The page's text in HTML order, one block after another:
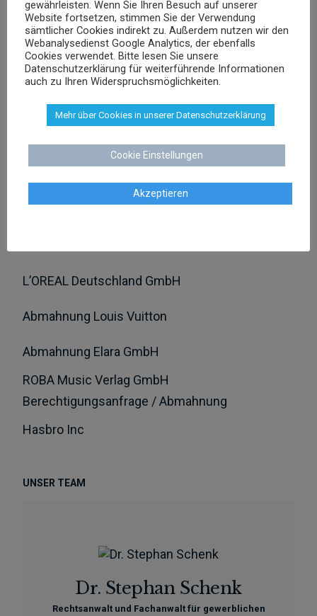
RECHTSGEBIETE
Abmahnung
Markenrecht
Datenschutzrecht
Urheber- und Medienrecht
Arbeitsrecht
L’OREAL Deutschland GmbH
Abmahnung Louis Vuitton
Abmahnung Elara GmbH
ROBA Music Verlag GmbH
Berechtigungsanfrage / Abmahnung
Hasbro Inc
UNSER TEAM
Dr. Stephan Schenk
Rechtsanwalt und Fachanwalt für gewerblichen
gewährleisten. Wenn Sie Ihren Besuch auf unserer
Website fortsetzen, stimmen Sie der Verwendung
sämtlicher Cookies indirekt zu. Außerdem nutzen wir den
Webanalysedienst Google Analytics, der ebenfalls
Cookies verwendet. Bitte lesen Sie unsere
Datenschutzerklärung für weiterführende Informationen
auch zu Ihren Widerspruchsmöglichkeiten.
Mehr über Cookies in unserer Datenschutzerklärung
Cookie Einstellungen
Akzeptieren